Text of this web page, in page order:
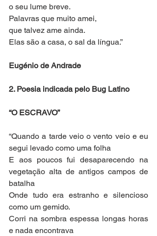
o seu lume breve.
Palavras que muito amei,
que talvez ame ainda.
Elas são a casa, o sal da língua.”
Eugénio de Andrade
2. Poesia indicada pelo Bug Latino
“O ESCRAVO”
“Quando a tarde veio o vento veio e eu
segui levado como uma folha
E aos poucos fui desaparecendo na
vegetação alta de antigos campos de
batalha
Onde tudo era estranho e silencioso
como um gemido.
Corri na sombra espessa longas horas
e nada encontrava